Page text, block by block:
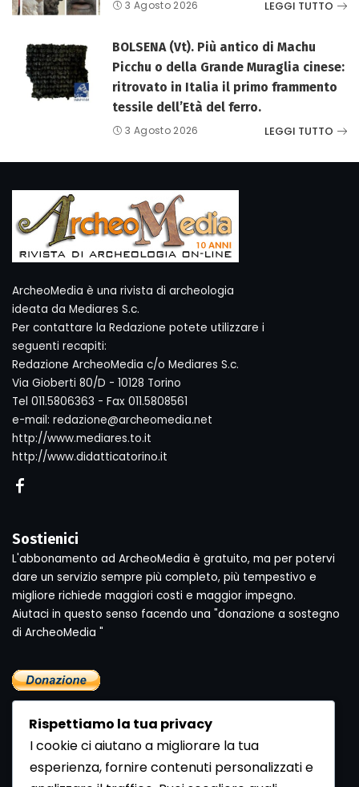
3 Agosto 2026 LEGGI TUTTO
BOLSENA (Vt). Più antico di Machu
Picchu o della Grande Muraglia cinese:
ritrovato in Italia il primo frammento
tessile dell’Età del ferro.
3 Agosto 2026 LEGGI TUTTO
ArcheoMedia è una rivista di archeologia
ideata da Mediares S.c.
Per contattare la Redazione potete utilizzare i
seguenti recapiti:
Redazione ArcheoMedia c/o Mediares S.c.
Via Gioberti 80/D - 10128 Torino
Tel 011.5806363 - Fax 011.5808561
e-mail: redazione@archeomedia.net
http://www.mediares.to.it
http://www.didatticatorino.it
Sostienici
L'abbonamento ad ArcheoMedia è gratuito, ma per potervi
dare un servizio sempre più completo, più tempestivo e
migliore richiede maggiori costi e maggior impegno.
Aiutaci in questo senso facendo una "donazione a sostegno
di ArcheoMedia "
Rispettiamo la tua privacy
I cookie ci aiutano a migliorare la tua
esperienza, fornire contenuti personalizzati e